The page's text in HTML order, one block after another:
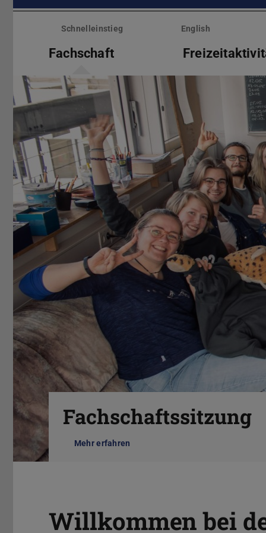
Menü
überspringenSchnelleinstieg English
Fachschaft
Fachschaftssitzung
Mehr erfahren
Zurück
Willkommen bei